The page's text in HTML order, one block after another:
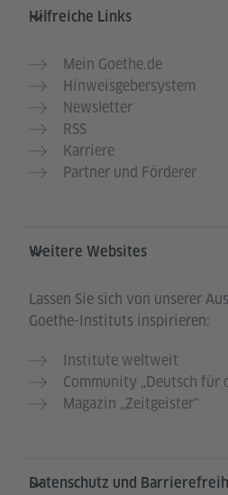
Hilfreiche Links
Mein Goethe.de
Hinweisgebersystem
Newsletter
RSS
Karriere
Partner und Förderer
Weitere Websites
Lassen Sie sich von unserer
Goethe-Instituts inspirieren:
Institute weltweit
Community „Deutsch für
Magazin „Zeitgeister“
Datenschutz und